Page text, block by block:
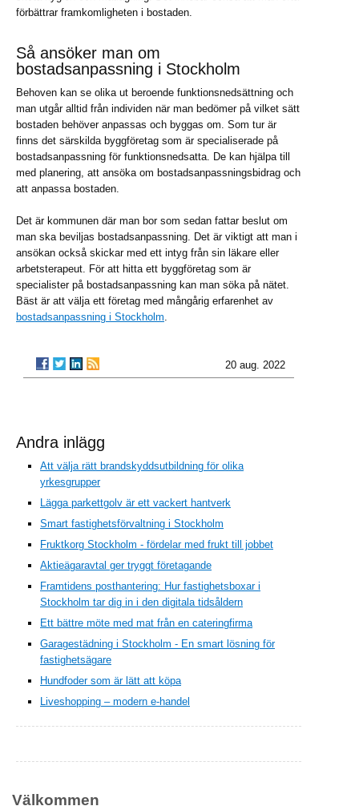
förbättrar framkomligheten i bostaden.
Så ansöker man om
bostadsanpassning i Stockholm
Behoven kan se olika ut beroende funktionsnedsättning och
man utgår alltid från individen när man bedömer på vilket sätt
bostaden behöver anpassas och byggas om. Som tur är
finns det särskilda byggföretag som är specialiserade på
bostadsanpassning för funktionsnedsatta. De kan hjälpa till
med planering, att ansöka om bostadsanpassningsbidrag och
att anpassa bostaden.
Det är kommunen där man bor som sedan fattar beslut om
man ska beviljas bostadsanpassning. Det är viktigt att man i
ansökan också skickar med ett intyg från sin läkare eller
arbetsterapeut. För att hitta ett byggföretag som är
specialister på bostadsanpassning kan man söka på nätet.
Bäst är att välja ett företag med mångårig erfarenhet av
bostadsanpassning i Stockholm
20 aug. 2022
Andra inlägg
Att välja rätt brandskyddsutbildning för olika
yrkesgrupper
Lägga parkettgolv är ett vackert hantverk
Smart fastighetsförvaltning i Stockholm
Fruktkorg Stockholm - fördelar med frukt till jobbet
Aktieägaravtal ger tryggt företagande
Framtidens posthantering: Hur fastighetsboxar i
Stockholm tar dig in i den digitala tidsåldern
Ett bättre möte med mat från en cateringfirma
Garagestädning i Stockholm - En smart lösning för
fastighetsägare
Hundfoder som är lätt att köpa
Liveshopping – modern e-handel
Välkommen